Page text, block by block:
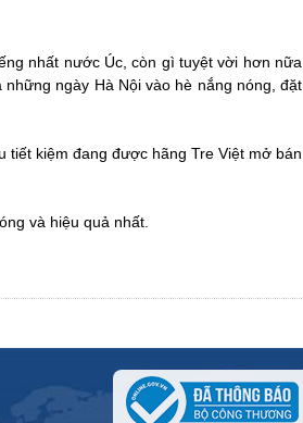
nhất nước Úc, còn gì tuyệt vời hơn nữa
ngày Hà Nội vào hè nắng nóng, đặt
kiệm đang được hãng Tre Việt mở bán
và hiệu quả nhất.